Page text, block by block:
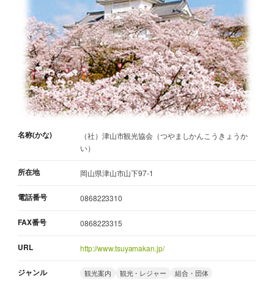
名称(かな)
（社）津山市観光協会（つやましかんこうきょうか
い）
所在地 岡山県津山市山下97-1
電話番号 0868223310
FAX番号 0868223315
URL http://www.tsuyamakan.jp/
ジャンル 観光案内 観光・レジャー 組合・団体